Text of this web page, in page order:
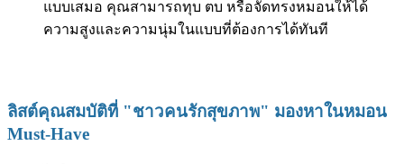
แบบเสมอ คุณสามารถทุบ ตบ หรือจัดทรงหมอนให้ได้
ความสูงและความนุ่มในแบบที่ต้องการได้ทันที
ลิสต์คุณสมบัติที่ "ชาวคนรักสุขภาพ" มองหาในหมอน
Must-Have